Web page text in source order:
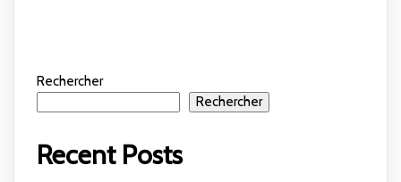
Rechercher
Rechercher
Recent Posts